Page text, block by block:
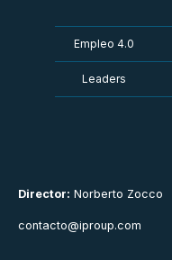
Director: Norberto Zocco
contacto@iproup.com
Empleo 4.0
Leaders